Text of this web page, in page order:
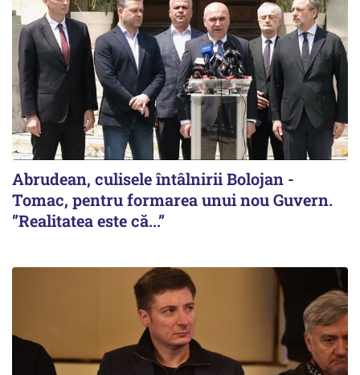
Abrudean, culisele întâlnirii Bolojan -
Tomac, pentru formarea unui nou Guvern.
”Realitatea este că...”